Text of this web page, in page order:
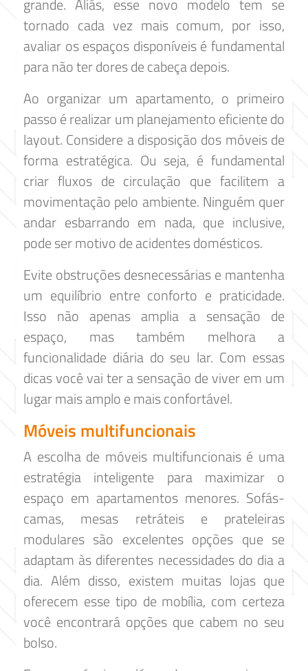
grande. Aliás, esse novo modelo tem se
tornado cada vez mais comum, por isso,
avaliar os espaços disponíveis é fundamental
para não ter dores de cabeça depois.
Ao organizar um apartamento, o primeiro
passo é realizar um planejamento eficiente do
layout. Considere a disposição dos móveis de
forma estratégica. Ou seja, é fundamental
criar fluxos de circulação que facilitem a
movimentação pelo ambiente. Ninguém quer
andar esbarrando em nada, que inclusive,
pode ser motivo de acidentes domésticos.
Evite obstruções desnecessárias e mantenha
um equilíbrio entre conforto e praticidade.
Isso não apenas amplia a sensação de
espaço, mas também melhora a
funcionalidade diária do seu lar. Com essas
dicas você vai ter a sensação de viver em um
lugar mais amplo e mais confortável.
Móveis multifuncionais
A escolha de móveis multifuncionais é uma
estratégia inteligente para maximizar o
espaço em apartamentos menores. Sofás-
camas, mesas retráteis e prateleiras
modulares são excelentes opções que se
adaptam às diferentes necessidades do dia a
dia. Além disso, existem muitas lojas que
oferecem esse tipo de mobília, com certeza
você encontrará opções que cabem no seu
bolso.